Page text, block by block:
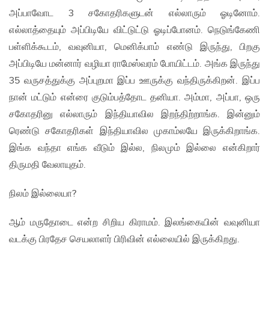
அப்பாவோட 3 சகோதரிகளுடன் எல்லாரும் ஓடினோம்.
எல்லாத்தையும் அப்பிடியே விட்டுட்டு ஓடிப்போனம். நெடுங்கேணி
பள்ளிக்கூடம், வவுனியா, மெனிக்பாம் எண்டு இருந்து, பிறகு
அப்பிடியே மன்னார் வழியா ராமேஸ்வரம் போயிட்டம். அங்க இருந்து
35 வருசத்துக்கு அப்புறமா இப்ப ஊருக்கு வந்திருக்கிறன். இப்ப
நான் மட்டும் என்ரை குடும்பத்தோட தனியா. அம்மா, அப்பா, ஒரு
சகோதரினு எல்லாரும் இந்தியாவில இறந்திற்றாங்க. இன்னும்
ரெண்டு சகோதரிகள் இந்தியாவில முகாம்லயே இருக்கிறாங்க.
இங்க வந்தா எங்க வீடும் இல்ல, நிலமும் இல்லை என்கிறார்
திருமதி வேலாயுதம்.
நிலம் இல்லையா?
ஆம் மருதோடை என்ற சிறிய கிராமம். இலங்கையின் வவுனியா
வடக்கு பிரதேச செயலாளர் பிரிவின் எல்லையில் இருக்கிறது.